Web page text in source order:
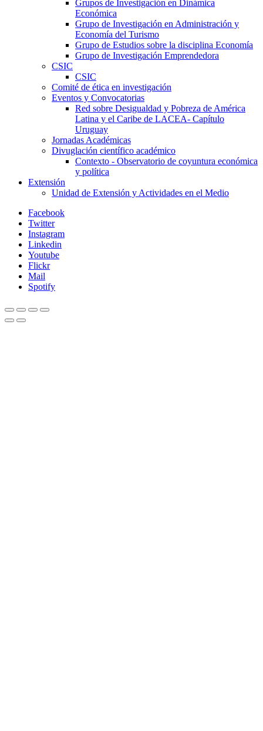
Grupos de Investigación en Dinámica
Económica
Grupo de Investigación en Administración y
Economía del Turismo
Grupo de Estudios sobre la disciplina Economía
Grupo de Investigación Emprendedora
CSIC
CSIC
Comité de ética en investigación
Eventos y Convocatorias
Red sobre Desigualdad y Pobreza de América
Latina y el Caribe de LACEA- Capítulo
Uruguay
Jornadas Académicas
Divuglación científico académico
Contexto - Observatorio de coyuntura económica
y política
Extensión
Unidad de Extensión y Actividades en el Medio
Facebook
Twitter
Instagram
Linkedin
Youtube
Flickr
Mail
Spotify